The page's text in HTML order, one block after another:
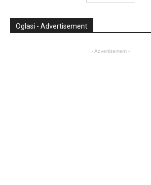
Oglasi - Advertisement
- Advertisement -